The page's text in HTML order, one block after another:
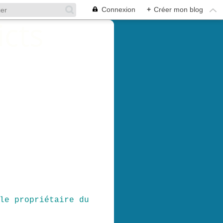
Connexion + Créer mon blog
propriétaire du